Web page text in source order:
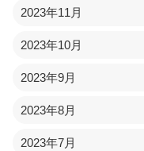
2023年11月
2023年10月
2023年9月
2023年8月
2023年7月